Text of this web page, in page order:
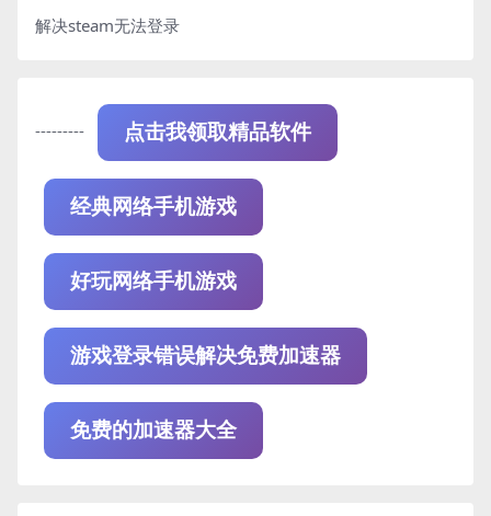
解决steam无法登录
--------- 点击我领取精品软件
经典网络手机游戏
好玩网络手机游戏
游戏登录错误解决免费加速器
免费的加速器大全